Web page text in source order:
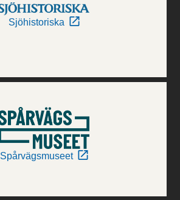
Sjöhistoriska
Spårvägsmuseet